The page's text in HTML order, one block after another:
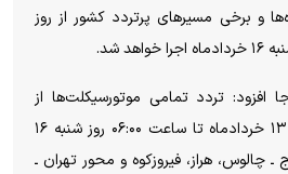
و برخی مسیر‌های پرتردد کشور از روز
افزود: تردد تمامی موتورسیکلت‌ها از
ساعت ۱۲:۰۰ روز چهارشنبه ۱۳ خردادماه تا ساعت ۰۶:۰۰ روز شنبه ۱۶
چالوس، هراز، فیروزکوه و محور تهران ـ